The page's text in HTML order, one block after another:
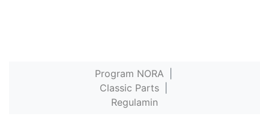
Program NORA
Classic Parts
Regulamin